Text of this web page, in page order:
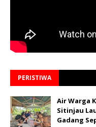
PERISTIWA
Air Warga
Sitinjau
Gadang